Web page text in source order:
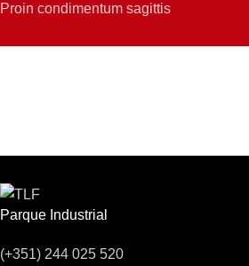
Proin condimentum sagittis
Parque Industrial
(+351) 244 025 520